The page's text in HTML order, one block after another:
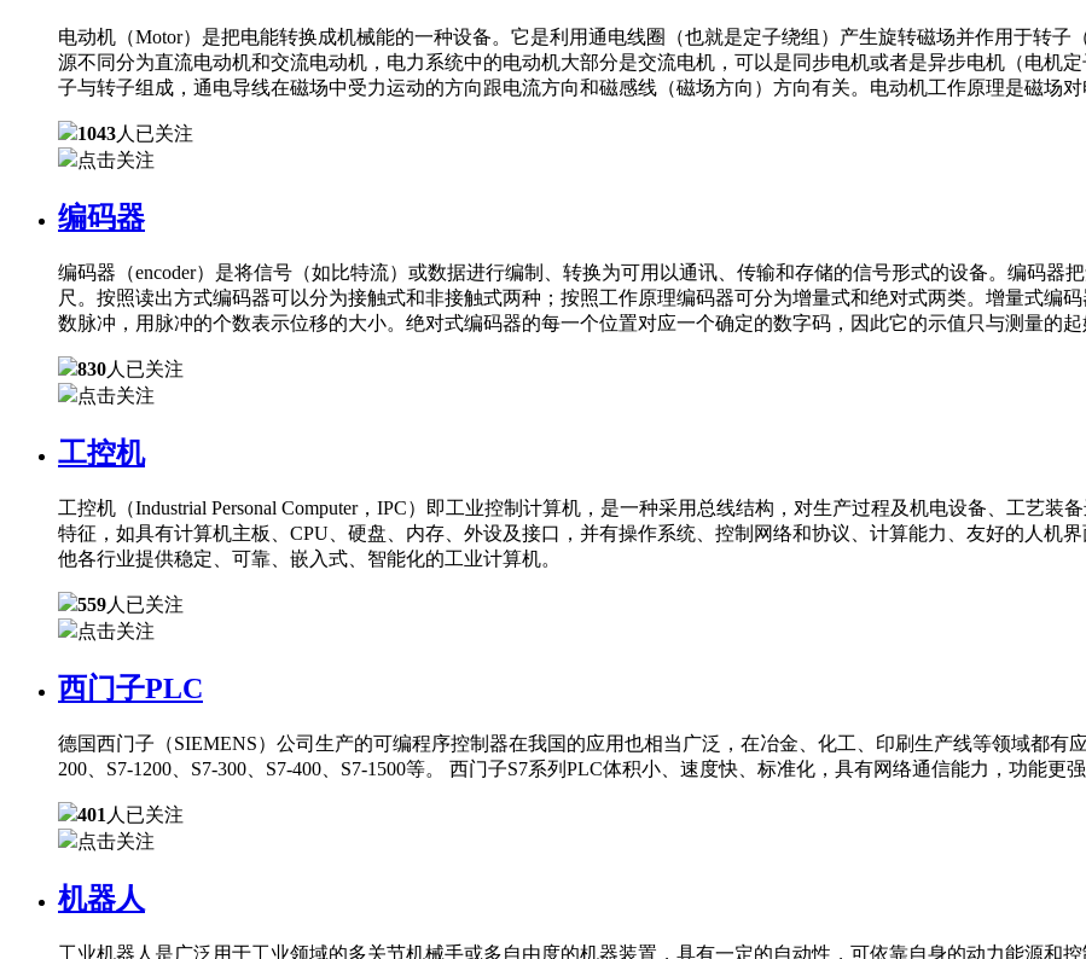
电动机（Motor）是把电能转换成机械能的一种设备。它是利用通电线圈（也就是定子绕组）产生旋转磁场并作用于转
源不同分为直流电动机和交流电动机，电力系统中的电动机大部分是交流电机，可以是同步电机或者是异步电机（电机
子与转子组成，通电导线在磁场中受力运动的方向跟电流方向和磁感线（磁场方向）方向有关。电动机工作原理是磁场对
1043人已关注
点击关注
编码器
编码器（encoder）是将信号（如比特流）或数据进行编制、转换为可用以通讯、传输和存储的信号形式的设备。编码器
尺。按照读出方式编码器可以分为接触式和非接触式两种；按照工作原理编码器可分为增量式和绝对式两类。增量式编
数脉冲，用脉冲的个数表示位移的大小。绝对式编码器的每一个位置对应一个确定的数字码，因此它的示值只与测量的
830人已关注
点击关注
工控机
工控机（Industrial Personal Computer，IPC）即工业控制计算机，是一种采用总线结构，对生产过程及机电设备、工艺
特征，如具有计算机主板、CPU、硬盘、内存、外设及接口，并有操作系统、控制网络和协议、计算能力、友好的人机
他各行业提供稳定、可靠、嵌入式、智能化的工业计算机。
559人已关注
点击关注
西门子PLC
德国西门子（SIEMENS）公司生产的可编程序控制器在我国的应用也相当广泛，在冶金、化工、印刷生产线等领域都有
200、S7-1200、S7-300、S7-400、S7-1500等。 西门子S7系列PLC体积小、速度快、标准化，具有网络通信能力，功能更
401 人已关注
点击关注
机器人
工业机器人是广泛用于工业领域的多关节机械手或多自由度的机器装置，具有一定的自动性，可依靠自身的动力能源和